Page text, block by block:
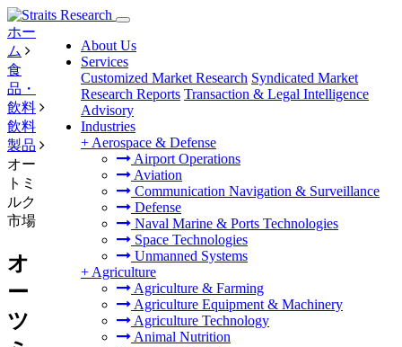
About Us
Services
Customized Market Research Syndicated Market
Research Reports Transaction & Legal Intelligence
Advisory
Industries
+ Aerospace & Defense
Airport Operations
Aviation
Communication Navigation & Surveillance
Defense
Naval Marine & Ports Technologies
Space Technologies
Unmanned Systems
+ Agriculture
Agriculture & Farming
Agriculture Equipment & Machinery
Agriculture Technology
Animal Nutrition
ホー
ム
食
品・
飲料
飲料
製品
オー
トミ
ルク
市場
オ
ー
ツ